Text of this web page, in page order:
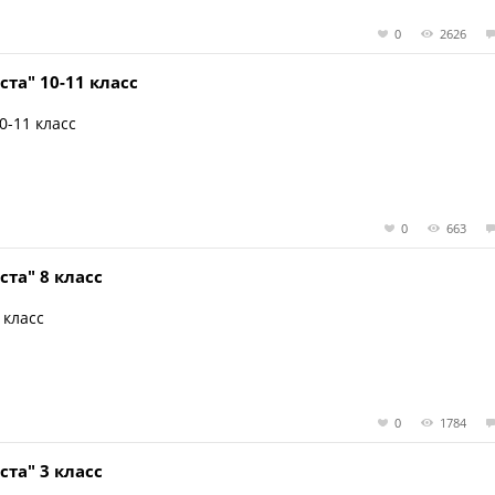
0 2626
10-11 класс
11 класс
0 663
8 класс
0 1784
3 класс